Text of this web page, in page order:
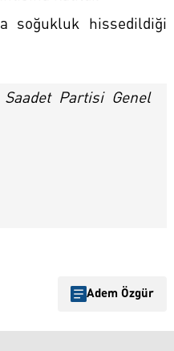
soğukluk hissedildiği
Partisi Genel
Adem Özgür